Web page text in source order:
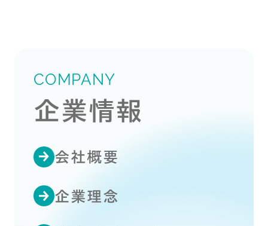
COMPANY
企業情報
会社概要
企業理念